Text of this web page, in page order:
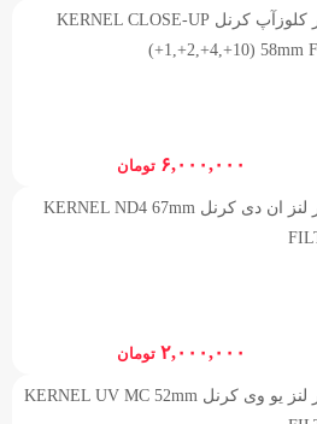
فیلتر کلوزآپ کرنل KERNEL CLOSE-UP
(+1,+2,+4,+10) 58mm
۶,۰۰۰,۰۰۰ تومان
فیلتر لنز ان دی کرنل KERNEL ND4 67mm
۲,۰۰۰,۰۰۰ تومان
فیلتر لنز یو وی کرنل KERNEL UV MC 52mm